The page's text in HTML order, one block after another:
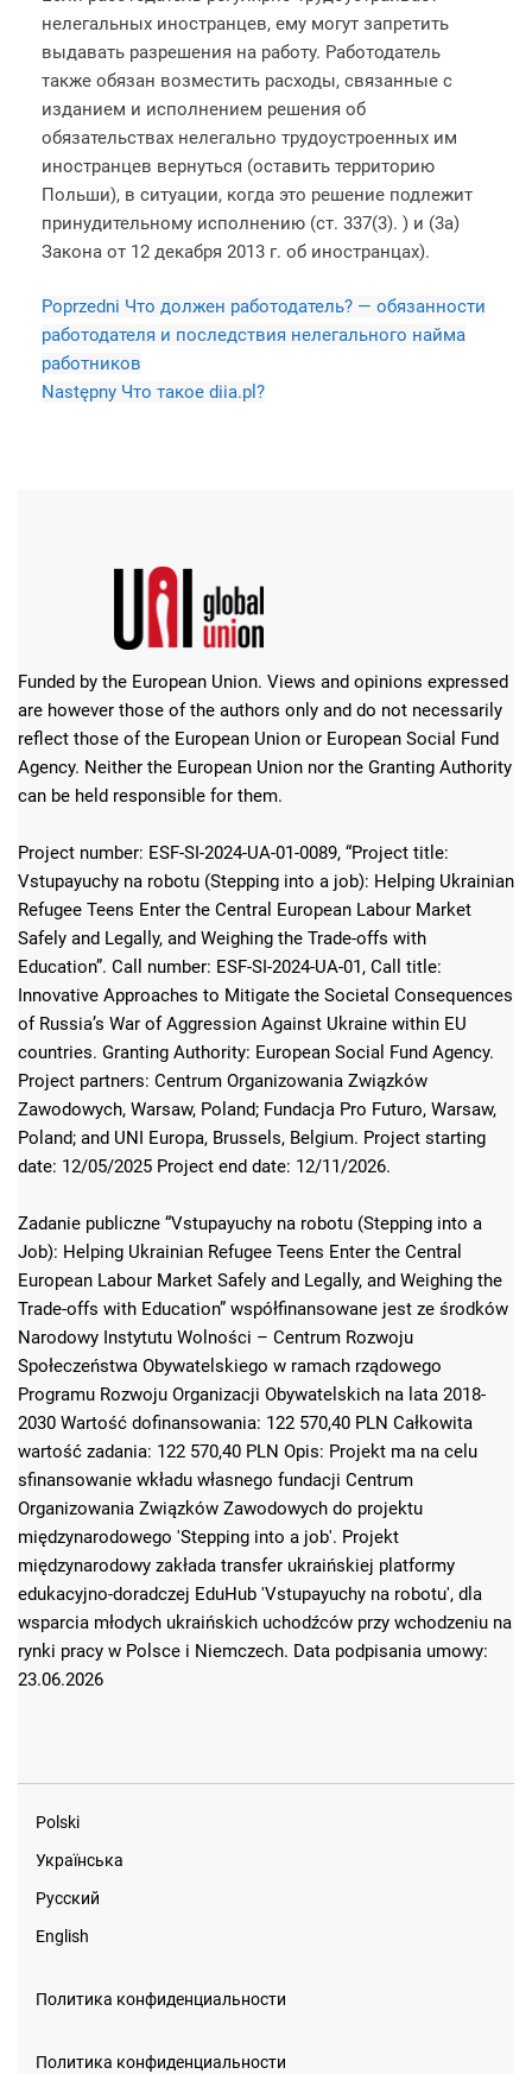
нелегальных иностранцев, ему могут запретить
выдавать разрешения на работу. Работодатель
также обязан возместить расходы, связанные с
изданием и исполнением решения об
обязательствах нелегально трудоустроенных им
иностранцев вернуться (оставить территорию
Польши), в ситуации, когда это решение подлежит
принудительному исполнению (ст. 337(3). ) и (3a)
Закона от 12 декабря 2013 г. об иностранцах).
Poprzedni Что должен работодатель? — обязанности
работодателя и последствия нелегального найма
работников
Następny Что такое diia.pl?
Funded by the European Union. Views and opinions expressed
are however those of the authors only and do not necessarily
reflect those of the European Union or European Social Fund
Agency. Neither the European Union nor the Granting Authority
can be held responsible for them.
Project number: ESF-SI-2024-UA-01-0089, “Project title:
Vstupayuchy na robotu (Stepping into a job): Helping Ukrainian
Refugee Teens Enter the Central European Labour Market
Safely and Legally, and Weighing the Trade-offs with
Education”. Call number: ESF-SI-2024-UA-01, Call title:
Innovative Approaches to Mitigate the Societal Consequences
of Russia’s War of Aggression Against Ukraine within EU
countries. Granting Authority: European Social Fund Agency.
Project partners: Centrum Organizowania Związków
Zawodowych, Warsaw, Poland; Fundacja Pro Futuro, Warsaw,
Poland; and UNI Europa, Brussels, Belgium. Project starting
date: 12/05/2025 Project end date: 12/11/2026.
Zadanie publiczne “Vstupayuchy na robotu (Stepping into a
Job): Helping Ukrainian Refugee Teens Enter the Central
European Labour Market Safely and Legally, and Weighing the
Trade-offs with Education” współfinansowane jest ze środków
Narodowy Instytutu Wolności – Centrum Rozwoju
Społeczeństwa Obywatelskiego w ramach rządowego
Programu Rozwoju Organizacji Obywatelskich na lata 2018-
2030 Wartość dofinansowania: 122 570,40 PLN Całkowita
wartość zadania: 122 570,40 PLN Opis: Projekt ma na celu
sfinansowanie wkładu własnego fundacji Centrum
Organizowania Związków Zawodowych do projektu
międzynarodowego 'Stepping into a job'. Projekt
międzynarodowy zakłada transfer ukraińskiej platformy
edukacyjno-doradczej EduHub 'Vstupayuchy na robotu', dla
wsparcia młodych ukraińskich uchodźców przy wchodzeniu na
rynki pracy w Polsce i Niemczech. Data podpisania umowy:
23.06.2026
Polski
Українська
Русский
English
Политика конфиденциальности
Политика конфиденциальности